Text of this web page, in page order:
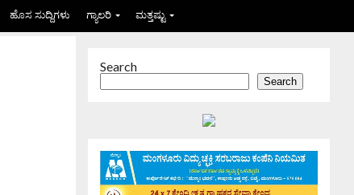
ಹೊಸ ಸುದ್ದಿಗಳು ಗ್ಯಾಲರಿ ಮತ್ತಷ್ಟು
Search
Search